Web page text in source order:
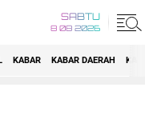
SABTU
8 08 2026
KABAR KABAR DAERAH